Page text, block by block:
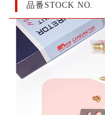
品番STOCK NO.